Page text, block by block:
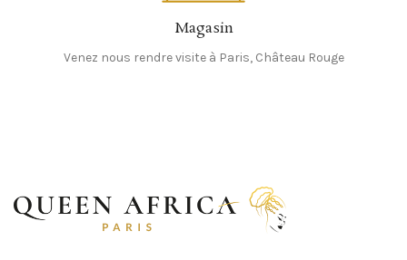
Magasin
Venez nous rendre visite à Paris, Château Rouge